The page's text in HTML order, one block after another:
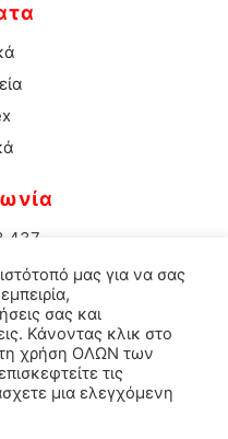
437
171 21
reserved.Κατασκευή
μας για να σας
σας και
Κάνοντας κλικ στο
χρήση ΟΛΩΝ των
τις
μια ελεγχόμενη